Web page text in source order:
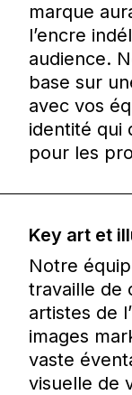
marque
l’encre
audience.
base sur
avec vos
identité qui
pour les
Key art et
Notre
travaille de
artistes de
images
vaste
visuelle de